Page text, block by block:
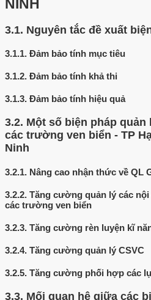
NINH
3.1. Nguyên tắc đề xuất
3.1.1. Đảm bảo tính mục tiêu
3.1.2. Đảm bảo tính khả thi
3.1.3. Đảm bảo tính hiệu quả
3.2. Một số biện pháp quản
các trường ven biển - TP
Ninh
3.2.1. Nâng cao nhận thức về QL
3.2.2. Tăng cường quản lý các
các trường ven biển
3.2.3. Tăng cường rèn luyện kĩ
3.2.4. Tăng cường quản lý CSVC
3.2.5. Tăng cường phối hợp các
3.3. Mối quan hệ giữa các